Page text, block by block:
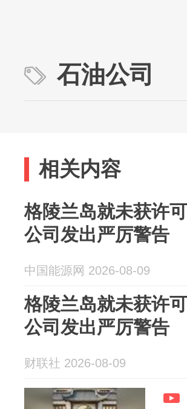
石油公司
相关内容
格陵兰岛就未获许
公司发出严厉警告
中国能源网 2026-08-09
格陵兰岛就未获许
公司发出严厉警告
财联社 2026-08-09